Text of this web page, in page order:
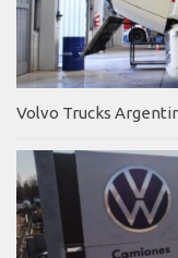
Volvo Trucks